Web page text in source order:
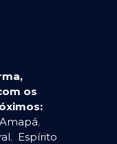
os
Amapá,
, Espírito